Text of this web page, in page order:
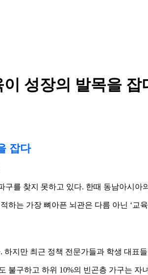
성장의 발목을 잡
잡다
구를 찾지 못하고 있다. 한때 동남아
는 가장 뼈아픈 뇌관은 다름 아닌 ‘
지만 최근 정책 전문가들과 학생 대표
불구하고 하위 10%의 빈곤층 가구는